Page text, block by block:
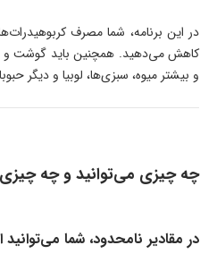
در این برنامه، شما مصرف
و بیشتر میوه، سبزی‌ها، لوبیا و دیگر
چه چیزی می‌توانید و چه چیزی
در مقادیر نامحدود، شما می‌توانید